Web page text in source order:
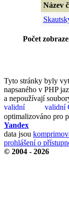
Název
Počet
Tyto stránky byly
napsaného v PHP
a nepoužívají
optimalizováno pro
Yandex
data jsou
prohlášení o
© 2004 - 2026